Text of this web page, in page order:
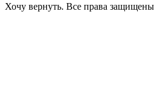
Хочу вернуть. Все права защищены